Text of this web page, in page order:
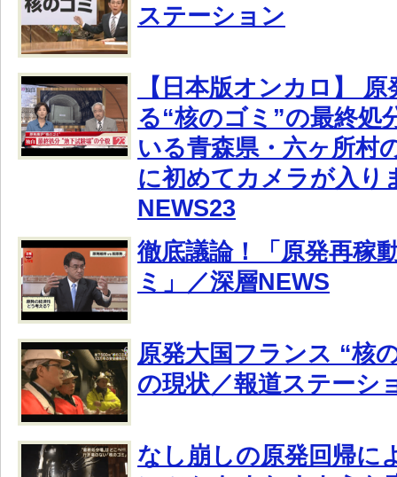
ステーション
【日本版オンカロ】
る“核のゴミ”の最終処
いる青森県・六ヶ所村
に初めてカメラが入り
NEWS23
徹底議論！「原発再稼
ミ」／深層NEWS
原発大国フランス “核
の現状／報道ステーシ
なし崩しの原発回帰に